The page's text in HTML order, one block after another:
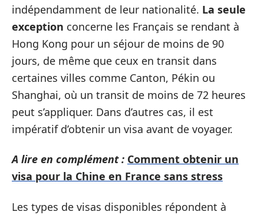
indépendamment de leur nationalité. La seule
exception concerne les Français se rendant à
Hong Kong pour un séjour de moins de 90
jours, de même que ceux en transit dans
certaines villes comme Canton, Pékin ou
Shanghai, où un transit de moins de 72 heures
peut s’appliquer. Dans d’autres cas, il est
impératif d’obtenir un visa avant de voyager.
A lire en complément : Comment obtenir un
visa pour la Chine en France sans stress
Les types de visas disponibles répondent à